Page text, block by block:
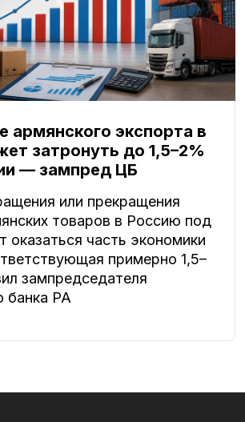
армянского экспорта в
затронуть до 1,5–2%
— зампред ЦБ
или прекращения
товаров в Россию под
оказаться часть экономики
примерно 1,5–
зампредседателя
банка РА